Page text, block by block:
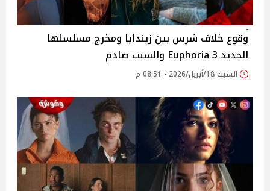
وقوع خلاف شرس بين زيندايا ومخرج مسلسلها
الجديد 3 Euphoria والسبب صادم
السبت 18/أبريل/2026 - 08:51 م